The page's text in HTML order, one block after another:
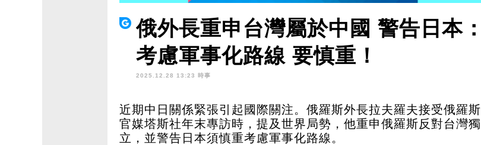
俄外長重申台灣屬於中國 警告日本：
考慮軍事化路線 要慎重！
2025.12.28 13:23 時事
近期中日關係緊張引起國際關注。俄羅斯外長拉夫羅夫接受俄羅斯
官媒塔斯社年末專訪時，提及世界局勢，他重申俄羅斯反對台灣獨
立，並警告日本須慎重考慮軍事化路線。